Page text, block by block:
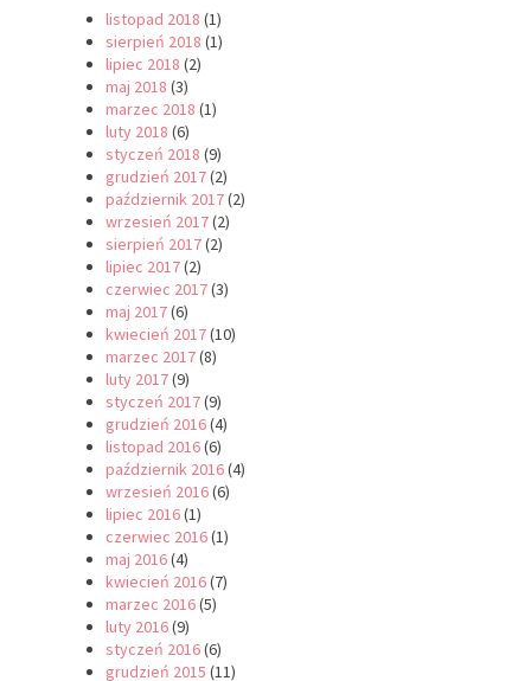
listopad 2018 (1)
sierpień 2018 (1)
lipiec 2018 (2)
maj 2018 (3)
marzec 2018 (1)
luty 2018 (6)
styczeń 2018 (9)
grudzień 2017(2)
październik 2017(2)
wrzesień 2017(2)
sierpień 2017(2)
lipiec 2017(2)
czerwiec 2017(3)
maj 2017(6)
kwiecień 2017(10)
marzec 2017(8)
luty 2017(9)
styczeń 2017(9)
grudzień 2016(4)
listopad 2016(6)
październik 2016(4)
wrzesień 2016(6)
lipiec 2016(1)
czerwiec 2016(1)
maj 2016(4)
kwiecień 2016(7)
marzec 2016(5)
luty 2016(9)
styczeń 2016(6)
grudzień 2015 (11)